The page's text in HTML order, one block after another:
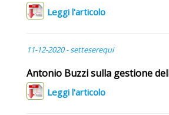
Leggi l'articolo
11-12-2020 - setteserequi
Antonio Buzzi sulla gestione
Leggi l'articolo